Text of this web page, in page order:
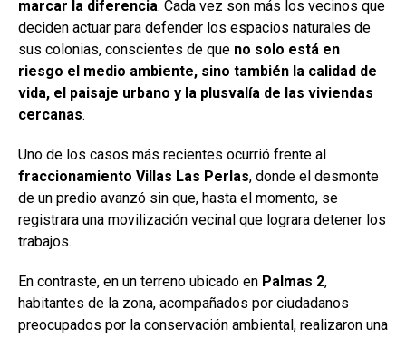
marcar la diferencia. Cada vez son más los vecinos que
deciden actuar para defender los espacios naturales de
sus colonias, conscientes de que no solo está en
riesgo el medio ambiente, sino también la calidad de
vida, el paisaje urbano y la plusvalía de las viviendas
cercanas.
Uno de los casos más recientes ocurrió frente al
fraccionamiento Villas Las Perlas, donde el desmonte
de un predio avanzó sin que, hasta el momento, se
registrara una movilización vecinal que lograra detener los
trabajos.
En contraste, en un terreno ubicado en Palmas 2,
habitantes de la zona, acompañados por ciudadanos
preocupados por la conservación ambiental, realizaron una